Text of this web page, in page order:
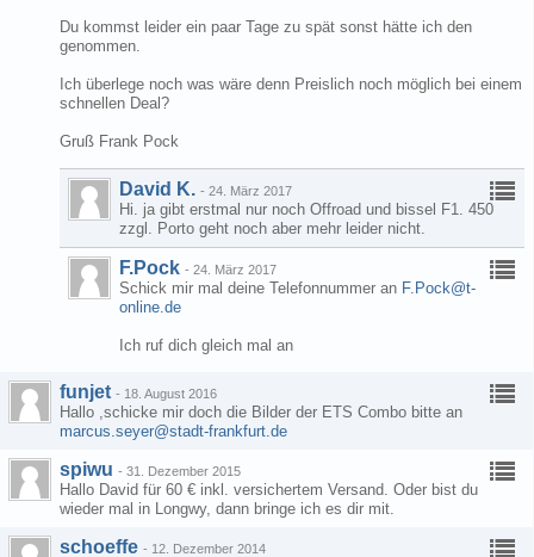
Du kommst leider ein paar Tage zu spät sonst hätte ich den
genommen.
Ich überlege noch was wäre denn Preislich noch möglich bei einem
schnellen Deal?
Gruß Frank Pock
David K. - 24. März 2017
Hi. ja gibt erstmal nur noch Offroad und bissel F1. 450
zzgl. Porto geht noch aber mehr leider nicht.
F.Pock - 24. März 2017
Schick mir mal deine Telefonnummer an F.Pock@t-
online.de
Ich ruf dich gleich mal an
funjet - 18. August 2016
Hallo ,schicke mir doch die Bilder der ETS Combo bitte an
marcus.seyer@stadt-frankfurt.de
spiwu - 31. Dezember 2015
Hallo David für 60 € inkl. versichertem Versand. Oder bist du
wieder mal in Longwy, dann bringe ich es dir mit.
schoeffe - 12. Dezember 2014